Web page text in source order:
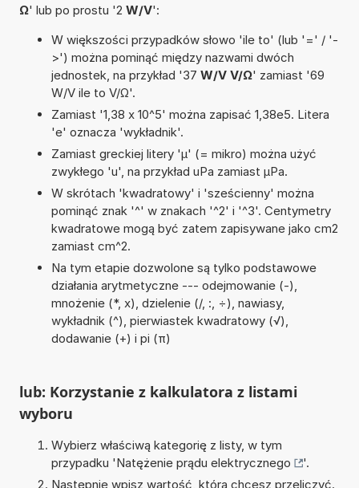
Ω' lub po prostu '2 W/V':
W większości przypadków słowo 'ile to' (lub '=' / '-
>') można pominąć między nazwami dwóch
jednostek, na przykład '37 W/V V/Ω' zamiast '69
W/V ile to V/Ω'.
Zamiast '1,38 x 10^5' można zapisać 1,38e5. Litera
'e' oznacza 'wykładnik'.
Zamiast greckiej litery 'µ' (= mikro) można użyć
zwykłego 'u', na przykład uPa zamiast µPa.
W skrótach 'kwadratowy' i 'sześcienny' można
pominąć znak '^' w znakach '^2' i '^3'. Centymetry
kwadratowe mogą być zatem zapisywane jako cm2
zamiast cm^2.
Na tym etapie dozwolone są tylko podstawowe
działania arytmetyczne --- odejmowanie (-),
mnożenie (*, x), dzielenie (/, :, ÷), nawiasy,
wykładnik (^), pierwiastek kwadratowy (√),
dodawanie (+) i pi (π)
lub: Korzystanie z kalkulatora z listami
wyboru
Wybierz właściwą kategorię z listy, w tym
przypadku 'Natężenie prądu elektrycznego
'.
Następnie wpisz wartość, którą chcesz przeliczyć.